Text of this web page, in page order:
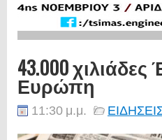
43.000
Ευρώπη
11:30 μ.μ.